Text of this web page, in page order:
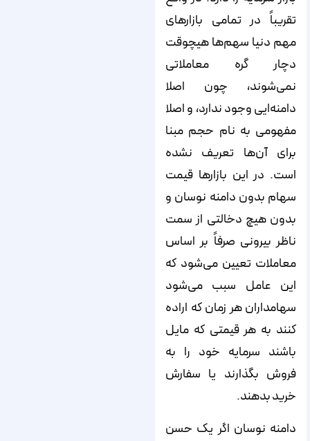
تقریباً در تمامی بازارهای
مهم دنیا سهم‌ها هیچوقت
دچار گره معاملاتی
نمی‌شوند، چون اصلا
دامنه‌ایی وجود ندارد، و اصلا
مفهومی به نام حجم مبنا
برای آن‌ها تعریف نشده
است. در این بازارها قیمت
سهام بدون دامنه نوسان و
بدون هیچ دخالتی از سمت
ناظر بیرونی صرفاً بر اساس
معاملات تعیین می‌شود که
این عامل سبب می‌شود
سهامداران هر زمان که اراده
کنند به هر قیمتی که مایل
باشند سرمایه خود را به
فروش بگذارند یا سفارش
خرید بدهند.
دامنه نوسان اگر یک حسن